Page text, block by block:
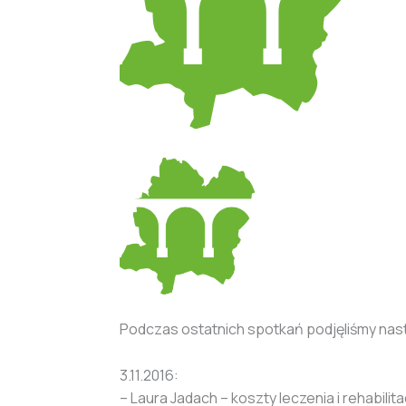
Podczas ostatnich spotkań podjęliśmy
3.11.2016:
– Laura Jadach – koszty leczenia i